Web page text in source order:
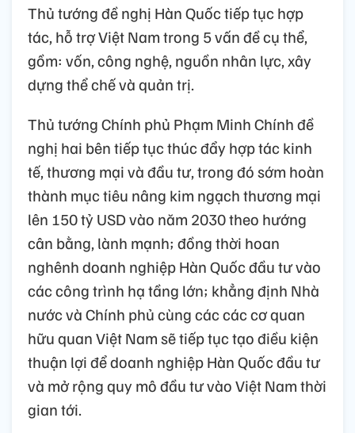
Thủ tướng đề nghị Hàn Quốc tiếp tục hợp
tác, hỗ trợ Việt Nam trong 5 vấn đề cụ thể,
gồm: vốn, công nghệ, nguồn nhân lực, xây
dựng thể chế và quản trị.
Thủ tướng Chính phủ Phạm Minh Chính đề
nghị hai bên tiếp tục thúc đẩy hợp tác kinh
tế, thương mại và đầu tư, trong đó sớm hoàn
thành mục tiêu nâng kim ngạch thương mại
lên 150 tỷ USD vào năm 2030 theo hướng
cân bằng, lành mạnh; đồng thời hoan
nghênh doanh nghiệp Hàn Quốc đầu tư vào
các công trình hạ tầng lớn; khẳng định Nhà
nước và Chính phủ cùng các các cơ quan
hữu quan Việt Nam sẽ tiếp tục tạo điều kiện
thuận lợi để doanh nghiệp Hàn Quốc đầu tư
và mở rộng quy mô đầu tư vào Việt Nam thời
gian tới.